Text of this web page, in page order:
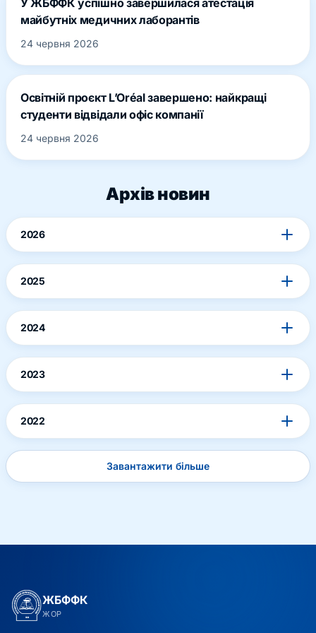
майбутніх медичних лаборантів
24 червня 2026
Освітній проєкт L’Oréal завершено: найкращі
студенти відвідали офіс компанії
24 червня 2026
Архів новин
2026
2025
2024
2023
2022
Завантажити більше
ЖБФФК
ЖОР